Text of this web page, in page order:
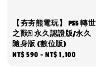
【夯夯熊電玩】 PS5 轉世
之獸🀄 永久認證版/永久
隨身版 (數位版)
Regular
NT$ 590 -NT$ 1,100